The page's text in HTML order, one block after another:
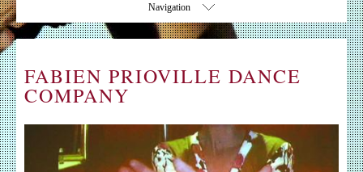
Navigation
FABIEN PRIOVILLE DANCE
COMPANY